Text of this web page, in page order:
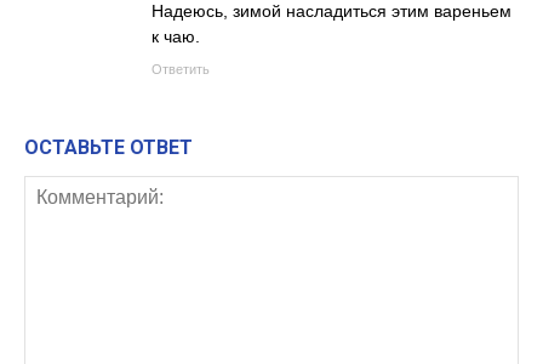
Надеюсь, зимой насладиться этим вареньем
к чаю.
Ответить
ОСТАВЬТЕ ОТВЕТ